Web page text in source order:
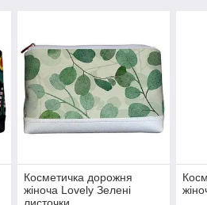
Косметичка дорожня
жіноча Lovely Зелені